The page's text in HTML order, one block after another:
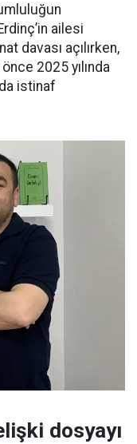
ailesi
davası açılırken,
2025 yılında
istinaf
dosyayı